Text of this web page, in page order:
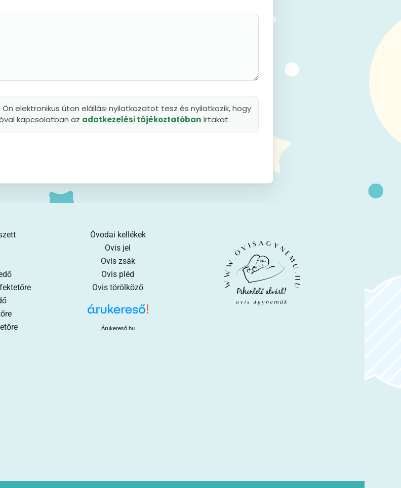
elektronikus úton elállási nyilatkozatot tesz és nyilatkozik, hogy
kapcsolatban az adatkezelési tájékoztatóbanírtakat.
Óvodai kellékek
Ovis jel
Ovis zsák
Ovis pléd
Ovis törölköző
Árukereső.hu